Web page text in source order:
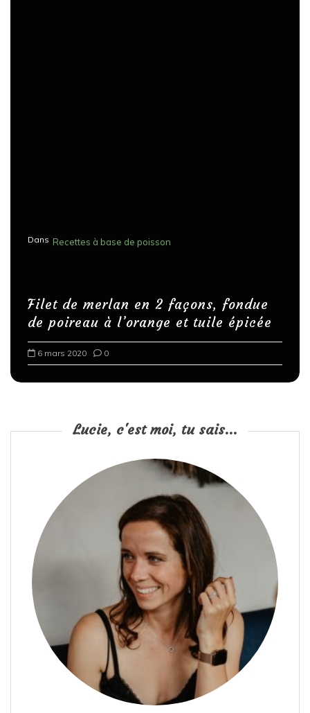
i
Dans Recettes à base de poisson
Filet de merlan en 2 façons, fondue
de poireau à l’orange et tuile épicée
6 mars 2020 0
Lucie, c'est moi, tu sais...